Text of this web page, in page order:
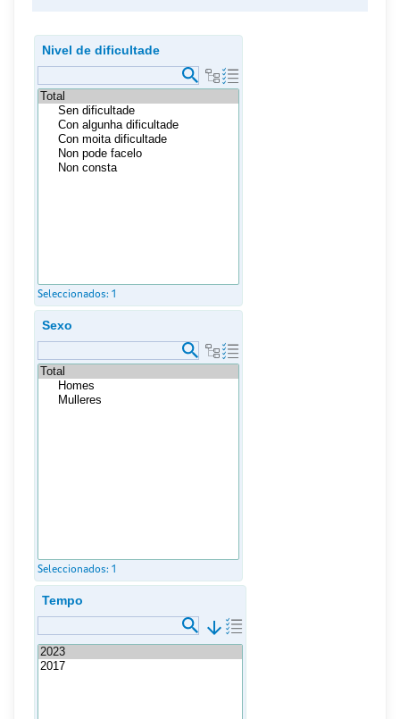
Nivel de dificultade
Seleccionados: 1
Sexo
Seleccionados: 1
Tempo
arrow_downward